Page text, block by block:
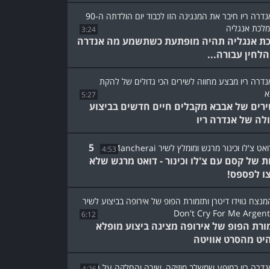
3:24
אנגליה תהיה מופתעת כשתשמע מה אנדרה
הלחין עבורה...
5:27
של אבבא מקבלים חיים חדשים בביצוע
של אנדרה ריו
4:53
5
של קסם עם צ'לו וכינור - דואט מרגש שלא
לפספס!
6:12
הפופ של אירופה מציגה ביצוע מופלא
מהסרט אוויטה